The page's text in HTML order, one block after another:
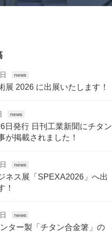
news
展 2026 に出展いたします！
news
日発行 日刊工業新聞にチタン
が掲載されました！
news
ネス展「SPEXA2026」へ出
！
news
ター製「チタン合金箸」の